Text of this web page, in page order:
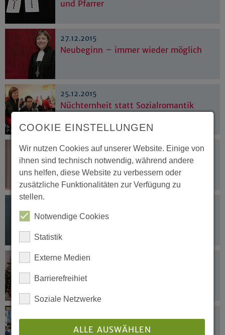
und Pfarrer
27.12.2015
Neubeginn – immer wieder möglich
25.12.2015
Nüchternheit statt Sozialromantik
23.12.2015
Hoffnungszeichen
Für notleidende Kinder in NRW
23.12.2015
Zum Sommercamp nach Ohio
COOKIE EINSTELLUNGEN
Wir nutzen Cookies auf unserer Website. Einige von
ihnen sind technisch notwendig, während andere
uns helfen, diese Website zu verbessern oder
zusätzliche Funktionalitäten zur Verfügung zu
stellen.
Notwendige Cookies
Statistik
Externe Medien
Barrierefreihiet
Soziale Netzwerke
ALLE AUSWÄHLEN